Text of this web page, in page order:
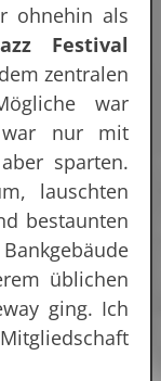
ohnehin als
Festival
zentralen
war
war nur mit
sparten.
lauschten
bestaunten
üblichen
ging. Ich